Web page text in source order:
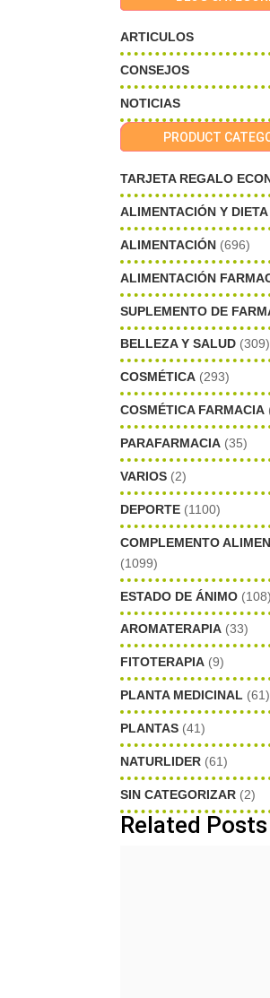
ARTICULOS
CONSEJOS
NOTICIAS
PRODUCT
TARJETA REGALO
ALIMENTACIÓN Y DIETA
ALIMENTACIÓN (696)
ALIMENTACIÓN
SUPLEMENTO DE
BELLEZA Y SALUD (309)
COSMÉTICA (293)
COSMÉTICA FARMACIA
PARAFARMACIA (35)
VARIOS (2)
DEPORTE (1100)
COMPLEMENTO
(1099)
ESTADO DE ÁNIMO (108)
AROMATERAPIA (33)
FITOTERAPIA (9)
PLANTA MEDICINAL (61)
PLANTAS (41)
NATURLIDER (61)
SIN CATEGORIZAR (2)
Related Posts